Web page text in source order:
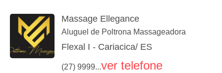
Massage Ellegance
Aluguel de Poltrona Massageadora
Flexal I - Cariacica/ ES
(27) 9999...ver telefone